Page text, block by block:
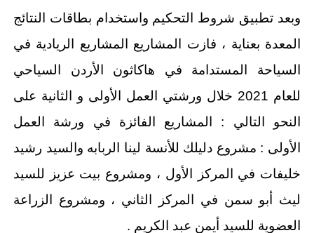
وبعد تطبيق شروط التحكيم واستخدام بطاقات النتائج
المعدة بعناية ، فازت المشاريع المشاريع الريادية في
السياحة المستدامة في هاكاثون الأردن السياحي
للعام 2021 خلال ورشتي العمل الأولى و الثانية على
النحو التالي : المشاريع الفائزة في ورشة العمل
الأولى : مشروع دليلك للأنسة لينا الربابه والسيد رشيد
خليفات في المركز الأول ، ومشروع بيت عزيز للسيد
ليث أبو سمن في المركز الثاني ، ومشروع الزراعة
العضوية للسيد أيمن عبد الكريم .